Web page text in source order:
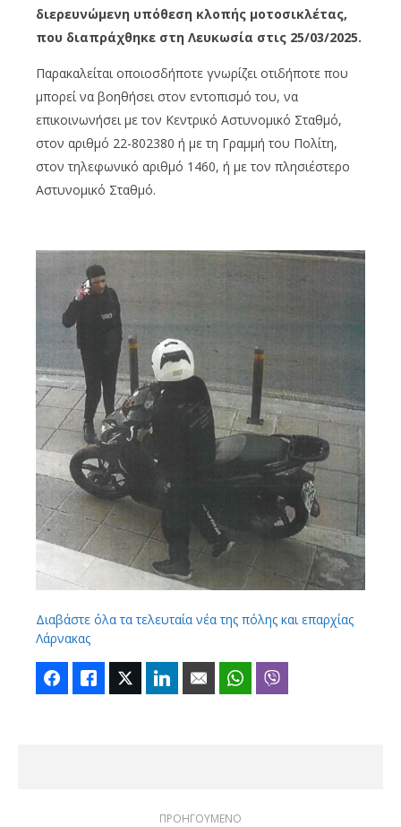
διερευνώμενη υπόθεση κλοπής μοτοσικλέτας,
που διαπράχθηκε στη Λευκωσία στις 25/03/2025.
Παρακαλείται οποιοσδήποτε γνωρίζει οτιδήποτε που
μπορεί να βοηθήσει στον εντοπισμό του, να
επικοινωνήσει με τον Κεντρικό Αστυνομικό Σταθμό,
στον αριθμό 22-802380 ή με τη Γραμμή του Πολίτη,
στον τηλεφωνικό αριθμό 1460, ή με τον πλησιέστερο
Αστυνομικό Σταθμό.
Διαβάστε όλα τα τελευταία νέα της πόλης και επαρχίας
Λάρνακας
FacebookLike Twitter LinkedIn Email WhatsApp
ΠΡΟΗΓΟΥΜΕΝΟ